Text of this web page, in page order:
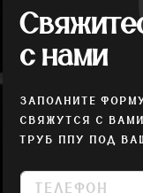
с нами
ЗАПОЛНИТЕ
СВЯЖУТСЯ С
ТРУБ ППУ ПОД